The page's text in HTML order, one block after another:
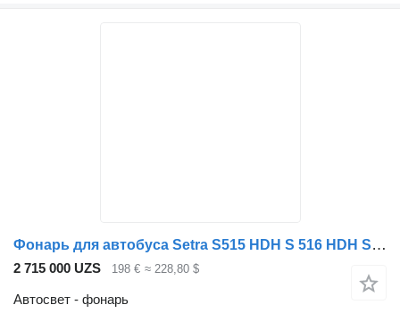
Фонарь для автобуса Setra S515 HDH S 516 HDH S 517 HDH S 531
2 715 000 UZS 198 € ≈ 228,80 $
Автосвет - фонарь